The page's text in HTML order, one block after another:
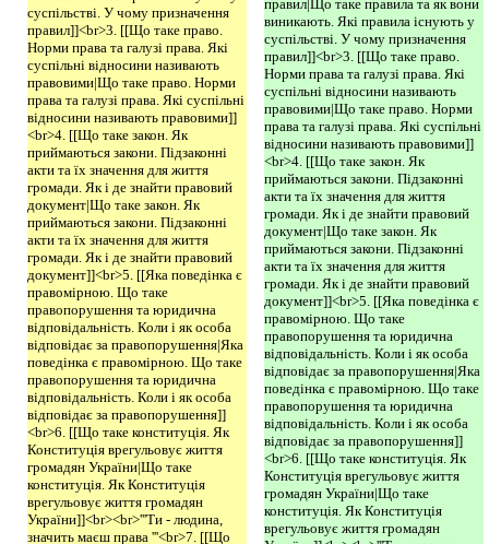
суспільстві. У чому призначення
правил]]<br>3. [[Що таке право.
Норми права та галузі права. Які
суспільні відносини називають
правовими|Що таке право. Норми
права та галузі права. Які суспільні
відносини називають правовими]]
<br>4. [[Що таке закон. Як
приймаються закони. Підзаконні
акти та їх значення для життя
громади. Як і де знайти правовий
документ|Що таке закон. Як
приймаються закони. Підзаконні
акти та їх значення для життя
громади. Як і де знайти правовий
документ]]<br>5. [[Яка поведінка є
правомірною. Що таке
правопорушення та юридична
відповідальність. Коли і як особа
відповідає за правопорушення|Яка
поведінка є правомірною. Що таке
правопорушення та юридична
відповідальність. Коли і як особа
відповідає за правопорушення]]
<br>6. [[Що таке конституція. Як
Конституція врегульовує життя
громадян України|Що таке
конституція. Як Конституція
врегульовує життя громадян
України]]<br><br>'''Ти - людина,
значить маєш права '''<br>7. [[Що
правил|Що таке правила та як вони
виникають. Які правила існують у
суспільстві. У чому призначення
правил]]<br>3. [[Що таке право.
Норми права та галузі права. Які
суспільні відносини називають
правовими|Що таке право. Норми
права та галузі права. Які суспільні
відносини називають правовими]]
<br>4. [[Що таке закон. Як
приймаються закони. Підзаконні
акти та їх значення для життя
громади. Як і де знайти правовий
документ|Що таке закон. Як
приймаються закони. Підзаконні
акти та їх значення для життя
громади. Як і де знайти правовий
документ]]<br>5. [[Яка поведінка є
правомірною. Що таке
правопорушення та юридична
відповідальність. Коли і як особа
відповідає за правопорушення|Яка
поведінка є правомірною. Що таке
правопорушення та юридична
відповідальність. Коли і як особа
відповідає за правопорушення]]
<br>6. [[Що таке конституція. Як
Конституція врегульовує життя
громадян України|Що таке
конституція. Як Конституція
врегульовує життя громадян